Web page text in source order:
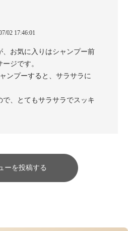
02 17:46:01
、お気に入りはシャンプー前
ジです。
ンプーすると、サラサラに
で、とてもサラサラでスッキ
ーを投稿する